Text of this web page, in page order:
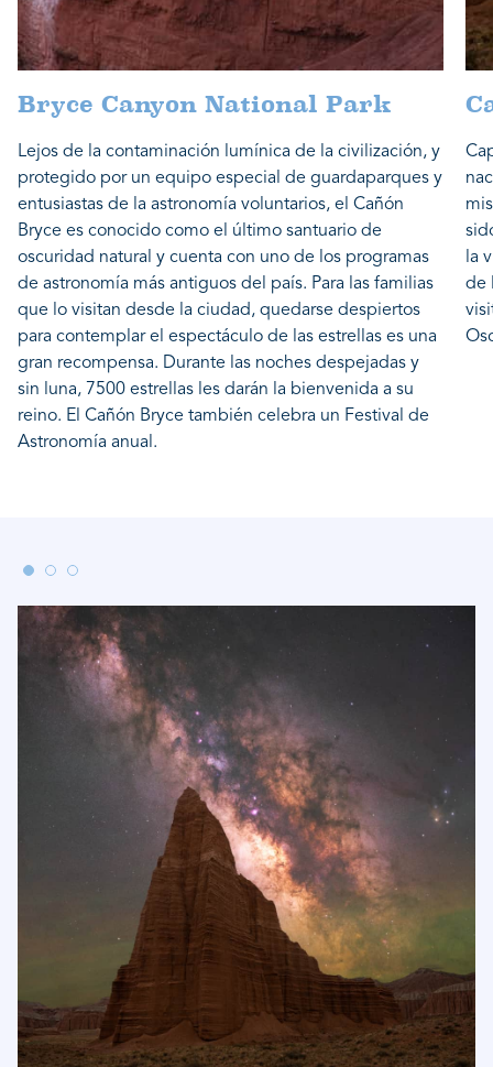
Bryce Canyon National Park
Lejos de la contaminación lumínica de la civilización, y
protegido por un equipo especial de guardaparques y
entusiastas de la astronomía voluntarios, el Cañón
Bryce es conocido como el último santuario de
oscuridad natural y cuenta con uno de los programas
de astronomía más antiguos del país. Para las familias
que lo visitan desde la ciudad, quedarse despiertos
para contemplar el espectáculo de las estrellas es una
gran recompensa. Durante las noches despejadas y
sin luna, 7500 estrellas les darán la bienvenida a su
reino. El Cañón Bryce también celebra un Festival de
Astronomía anual.
la
de